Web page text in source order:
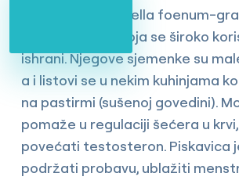
Piskavica (Trigonella foenum-
slična djetelini, koja se široko
ishrani. Njegove sjemenke su
a i listovi se u nekim kuhinjama
na pastirmi (sušenoj govedini).
pomaže u regulaciji šećera u
povećati testosteron. Piskavica
podržati probavu, ublažiti